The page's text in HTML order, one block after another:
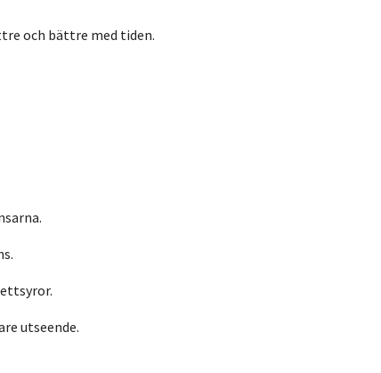
och bättre med tiden.
utseende.